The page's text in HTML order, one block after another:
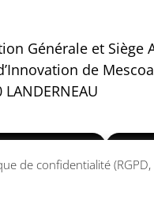
Générale et Siège
de
LANDERNEAU
de confidentialité (RGPD,